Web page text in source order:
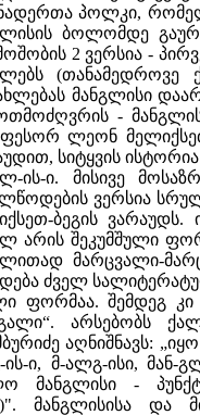
პოლკი,
ბოლომდე
2 ვერსია -
მანგლისი
-
ლეონ მელიქსეთ-
სიტყვის
ის-ი. მისივე
ვერსია
ბეგის ვარაუდს.
არის შეკუმშული
მარცვალი-
ძველ
ფორმაა. შემდეგ კი
არსებობს
აღნიშნავს:
ი, მ-ალგ-ისი, მან-
მანგლისი -
მანგლისისა და